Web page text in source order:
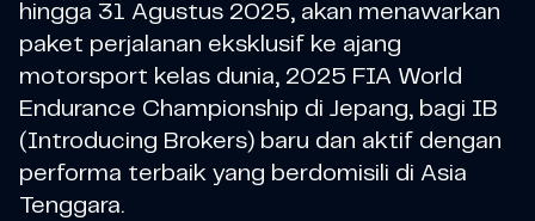
hingga 31 Agustus 2025, akan menawarkan
paket perjalanan eksklusif ke ajang
motorsport kelas dunia, 2025 FIA World
Endurance Championship di Jepang, bagi IB
(Introducing Brokers) baru dan aktif dengan
performa terbaik yang berdomisili di Asia
Tenggara.